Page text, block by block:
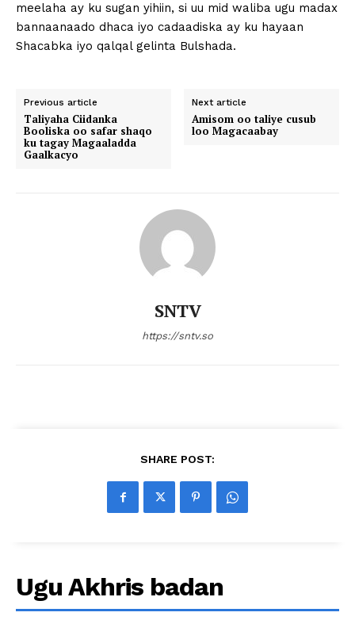
meelaha ay ku sugan yihiin, si uu mid waliba ugu madax
bannaanaado dhaca iyo cadaadiska ay ku hayaan
Shacabka iyo qalqal gelinta Bulshada.
Previous article
Taliyaha Ciidanka
Booliska oo safar shaqo
ku tagay Magaaladda
Gaalkacyo
Next article
Amisom oo taliye cusub
loo Magacaabay
SNTV
https://sntv.so
SHARE POST:
Ugu Akhris badan